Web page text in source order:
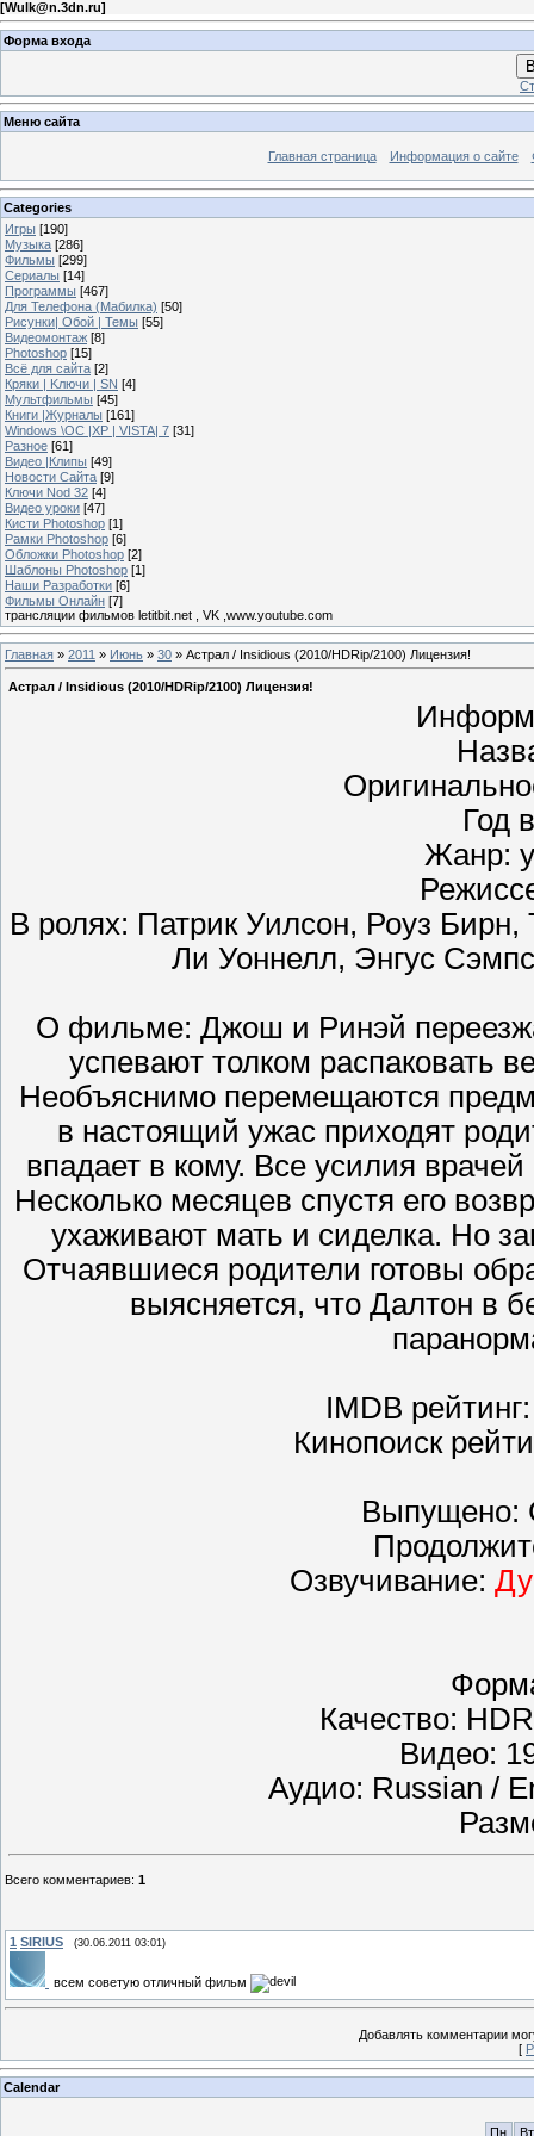
[Wulk@n.3dn.ru]
Форма входа
Меню сайта
Главная страница Информация о сайте
Categories
Игры [190]
Музыка [286]
Фильмы [299]
Сериалы [14]
Программы [467]
Для Телефона (Мабилка) [50]
Рисунки| Обой | Темы [55]
Видеомонтаж [8]
Photoshop [15]
Всё для сайта [2]
Кряки | Kлючи | SN [4]
Мультфильмы [45]
Книги |Журналы [161]
Windows \OC |XP | VISTA| 7 [31]
Разное [61]
Видео |Клипы [49]
Новости Сайта [9]
Ключи Nod 32 [4]
Видео уроки [47]
Кисти Photoshop [1]
Рамки Photoshop [6]
Обложки Photoshop [2]
Шаблоны Photoshop [1]
Наши Разработки [6]
Фильмы Онлайн [7]
трансляции фильмов letitbit.net , VK ,www.youtube.com
Главная » 2011 » Июнь » 30 » Астрал / Insidious (2010/HDRip/2100) Лицензия!
Астрал / Insidious (2010/HDRip/2100) Лицензия!
Год
Жанр:
В ролях: Патрик Уилсон, Роуз
Ли Уоннелл, Энгус
О фильме: Джош и Ринэй
успевают толком распаковать
Необъяснимо перемещаются
в настоящий ужас приходят
впадает в кому. Все усилия
Несколько месяцев спустя его
ухаживают мать и сиделка. Но
Отчаявшиеся родители готовы
выясняется, что Далтон в
IMDB
Кинопоиск
Выпущено:
Озвучивание:
Качество:
Видео:
Аудио: Russian /
Всего комментариев: 1
1 SIRIUS (30.06.2011 03:01)
всем советую отличный фильм
Добавлять комментарии
[
Calendar
Пн Вт